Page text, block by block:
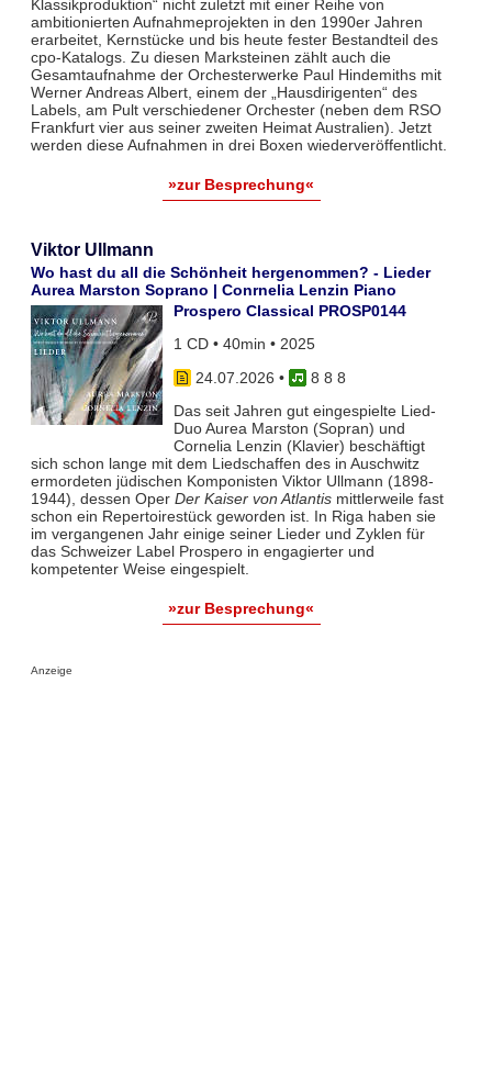
Klassikproduktion“ nicht zuletzt mit einer Reihe von
ambitionierten Aufnahmeprojekten in den 1990er Jahren
erarbeitet, Kernstücke und bis heute fester Bestandteil des
cpo-Katalogs. Zu diesen Marksteinen zählt auch die
Gesamtaufnahme der Orchesterwerke Paul Hindemiths mit
Werner Andreas Albert, einem der „Hausdirigenten“ des
Labels, am Pult verschiedener Orchester (neben dem RSO
Frankfurt vier aus seiner zweiten Heimat Australien). Jetzt
werden diese Aufnahmen in drei Boxen wiederveröffentlicht.
»zur Besprechung«
Viktor Ullmann
Wo hast du all die Schönheit hergenommen? - Lieder
Aurea Marston Soprano | Conrnelia Lenzin Piano
Prospero Classical PROSP0144
1 CD • 40min • 2025
24.07.2026 •
8 8 8
Das seit Jahren gut eingespielte Lied-
Duo Aurea Marston (Sopran) und
Cornelia Lenzin (Klavier) beschäftigt
sich schon lange mit dem Liedschaffen des in Auschwitz
ermordeten jüdischen Komponisten Viktor Ullmann (1898-
1944), dessen Oper Der Kaiser von Atlantismittlerweile fast
schon ein Repertoirestück geworden ist. In Riga haben sie
im vergangenen Jahr einige seiner Lieder und Zyklen für
das Schweizer Label Prospero in engagierter und
kompetenter Weise eingespielt.
»zur Besprechung«
Anzeige